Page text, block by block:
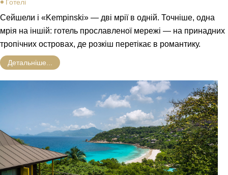
Готелі
Сейшели і «Kempinski» — дві мрії в одній. Точніше, одна
мрія на іншій: готель прославленої мережі — на принадних
тропічних островах, де розкіш перетікає в романтику.
Детальніше...